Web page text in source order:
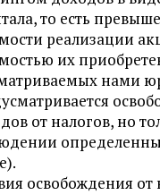
то есть
реализации
их
нами
от налогов, но
освобождения от